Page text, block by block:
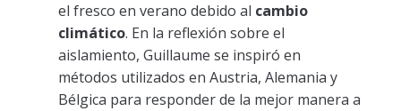
el fresco en verano debido al cambio
climático. En la reflexión sobre el
aislamiento, Guillaume se inspiró en
métodos utilizados en Austria, Alemania y
Bélgica para responder de la mejor manera a